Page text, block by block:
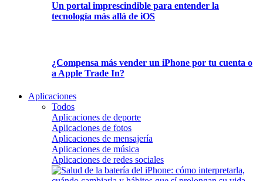
Un portal imprescindible para entender la
tecnología más allá de iOS
¿Compensa más vender un iPhone por tu cuenta o
a Apple Trade In?
Aplicaciones
Todos
Aplicaciones de deporte
Aplicaciones de fotos
Aplicaciones de mensajería
Aplicaciones de música
Aplicaciones de redes sociales